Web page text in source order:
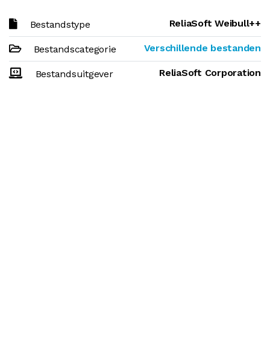
Bestandstype ReliaSoft Weibull++
Bestandscategorie Verschillende bestanden
Bestandsuitgever ReliaSoft Corporation